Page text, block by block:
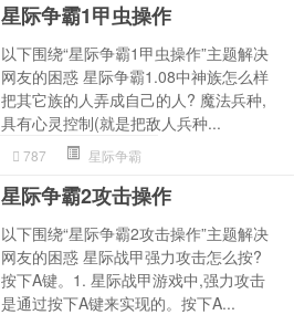
星际争霸1甲虫操作
以下围绕“星际争霸1甲虫操作”主题解决
网友的困惑 星际争霸1.08中神族怎么样
把其它族的人弄成自己的人? 魔法兵种,
具有心灵控制(就是把敌人兵种...
787 星际争霸
星际争霸2攻击操作
以下围绕“星际争霸2攻击操作”主题解决
网友的困惑 星际战甲强力攻击怎么按?
按下A键。1. 星际战甲游戏中,强力攻击
是通过按下A键来实现的。按下A...